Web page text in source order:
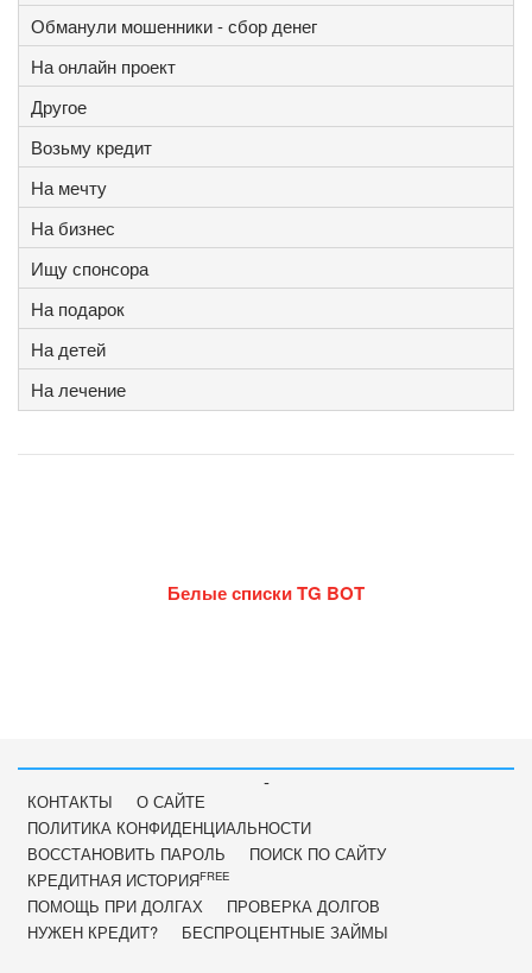
Обманули мошенники - сбор денег
На онлайн проект
Другое
Возьму кредит
На мечту
На бизнес
Ищу спонсора
На подарок
На детей
На лечение
Белые списки TG BOT
-
КОНТАКТЫ
О САЙТЕ
ПОЛИТИКА КОНФИДЕНЦИАЛЬНОСТИ
ВОССТАНОВИТЬ ПАРОЛЬ
ПОИСК ПО САЙТУ
КРЕДИТНАЯ ИСТОРИЯFREE
ПОМОЩЬ ПРИ ДОЛГАХ
ПРОВЕРКА ДОЛГОВ
НУЖЕН КРЕДИТ?
БЕСПРОЦЕНТНЫЕ ЗАЙМЫ